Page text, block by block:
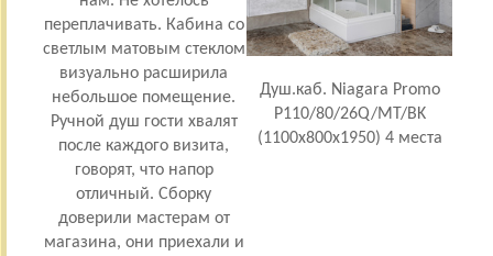
переплачивать. Кабина со
светлым матовым стеклом
визуально расширила
небольшое помещение.
Ручной душ гости хвалят
после каждого визита,
говорят, что напор
отличный. Сборку
доверили мастерам от
магазина, они приехали и
Душ.каб. Niagara Promo
P110/80/26Q/MT/BK
(1100х800х1950) 4 места